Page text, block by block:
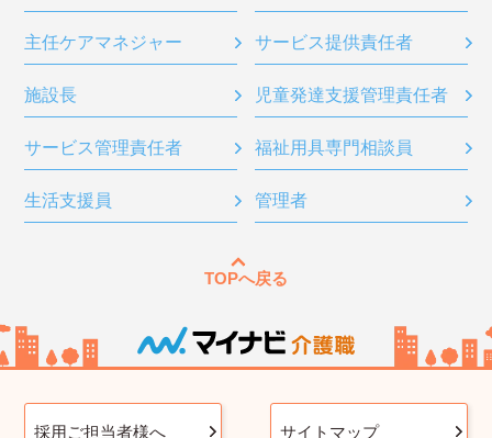
主任ケアマネジャー サービス提供責任者
施設長 児童発達支援管理責任者
サービス管理責任者 福祉用具専門相談員
生活支援員 管理者
TOPへ戻る
採用ご担当者様へ サイトマップ